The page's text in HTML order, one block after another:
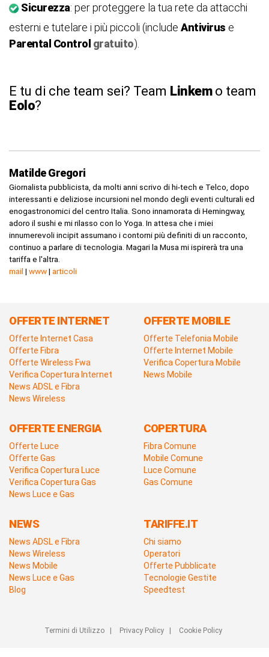
Sicurezza: per proteggere la tua rete da attacchi
esterni e tutelare i più piccoli (include Antivirus e
Parental Control gratuito).
E tu di che team sei? Team Linkemo team
Eolo?
Matilde Gregori
Giornalista pubblicista, da molti anni scrivo di hi-tech e Telco, dopo
interessanti e deliziose incursioni nel mondo degli eventi culturali ed
enogastronomici del centro Italia. Sono innamorata di Hemingway,
adoro il sushi e mi rilasso con lo Yoga. In attesa che i miei
innumerevoli incipit assumano i contorni più definiti di un racconto,
continuo a parlare di tecnologia. Magari la Musa mi ispirerà tra una
tariffa e l'altra.
mail | www| articoli
OFFERTE INTERNET
Offerte Internet Casa
Offerte Fibra
Offerte Wireless Fwa
Verifica Copertura Internet
News ADSL e Fibra
News Wireless
OFFERTE MOBILE
Offerte Telefonia Mobile
Offerte Internet Mobile
Verifica Copertura Mobile
News Mobile
OFFERTE ENERGIA
Offerte Luce
Offerte Gas
Verifica Copertura Luce
Verifica Copertura Gas
News Luce e Gas
COPERTURA
Fibra Comune
Mobile Comune
Luce Comune
Gas Comune
NEWS
News ADSL e Fibra
News Wireless
News Mobile
News Luce e Gas
Blog
TARIFFE.IT
Chi siamo
Operatori
Offerte Pubblicate
Tecnologie Gestite
Speedtest
Termini di Utilizzo| Privacy Policy| Cookie Policy